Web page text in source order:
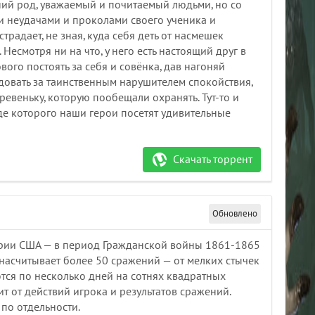
род, уважаемый и почитаемый людьми, но со
неудачами и проколами своего ученика и
не зная, куда себя деть от насмешек
ни на что, у него есть настоящий друг в
постоять за себя и совёнка, дав нагоняй
за таинственным нарушителем спокойствия,
которую пообещали охранять. Тут-то и
которого наши герои посетят удивительные
Скачать торрент
Обновлено
США — в период Гражданской войны 1861-1865
более 50 сражений — от мелких стычек
по несколько дней на сотнях квадратных
действий игрока и результатов сражений.
отдельности.